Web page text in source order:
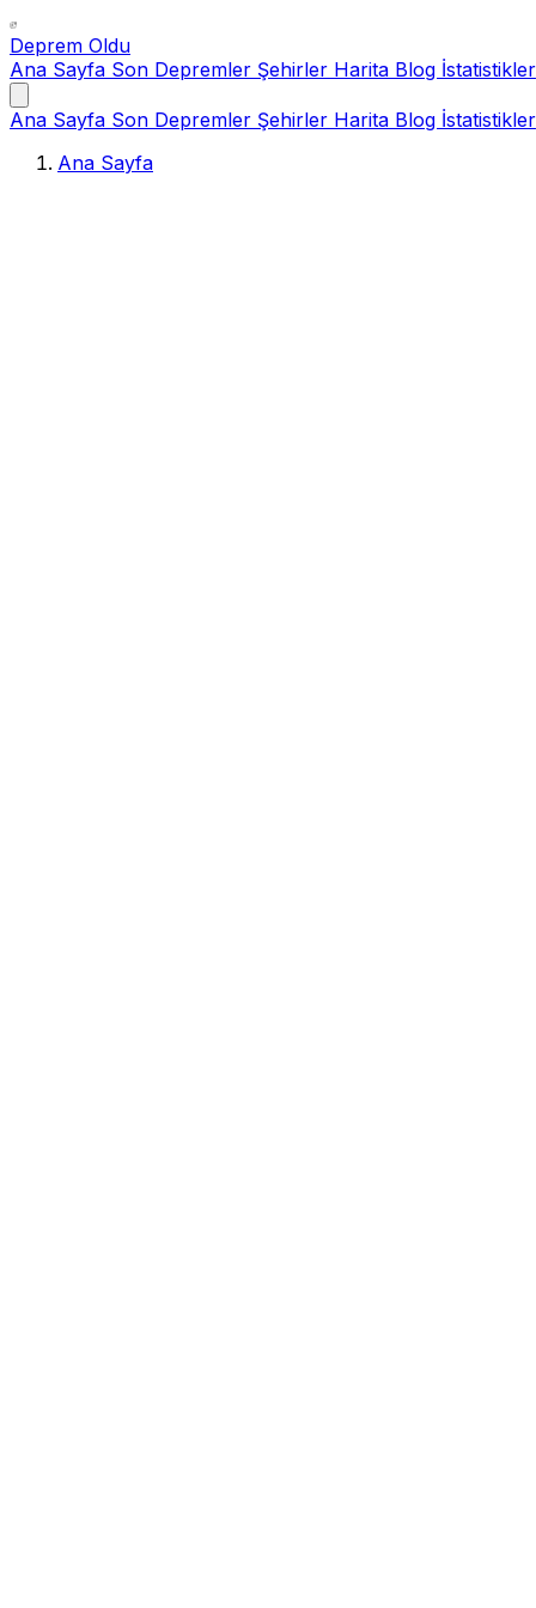
Deprem Oldu
Ana Sayfa Son Depremler Şehirler Harita Blog İstatistikler
Ana Sayfa Son Depremler Şehirler Harita Blog İstatistikler
Ana Sayfa